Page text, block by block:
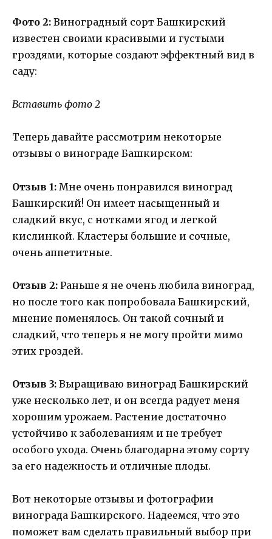
Фото 2: Виноградный сорт Башкирский
известен своими красивыми и густыми
гроздями, которые создают эффектный вид в
саду:
Вставить фото 2
Теперь давайте рассмотрим некоторые
отзывы о винограде Башкирском:
Отзыв 1: Мне очень понравился виноград
Башкирский! Он имеет насыщенный и
сладкий вкус, с нотками ягод и легкой
кислинкой. Кластеры большие и сочные,
очень аппетитные.
Отзыв 2: Раньше я не очень любила виноград,
но после того как попробовала Башкирский,
мнение поменялось. Он такой сочный и
сладкий, что теперь я не могу пройти мимо
этих гроздей.
Отзыв 3: Выращиваю виноград Башкирский
уже несколько лет, и он всегда радует меня
хорошим урожаем. Растение достаточно
устойчиво к заболеваниям и не требует
особого ухода. Очень благодарна этому сорту
за его надежность и отличные плоды.
Вот некоторые отзывы и фотографии
винограда Башкирского. Надеемся, что это
поможет вам сделать правильный выбор при